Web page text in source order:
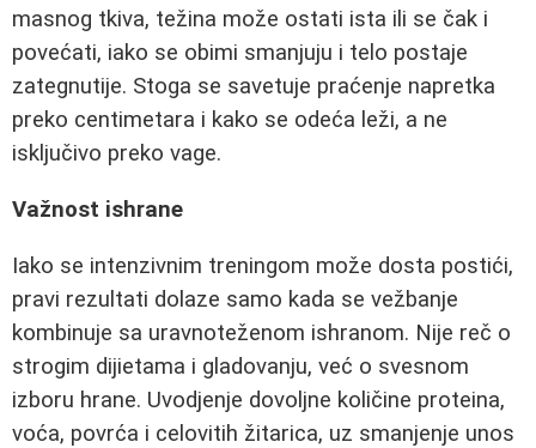
masnog tkiva, težina može ostati ista ili se čak i
povećati, iako se obimi smanjuju i telo postaje
zategnutije. Stoga se savetuje praćenje napretka
preko centimetara i kako se odeća leži, a ne
isključivo preko vage.
Važnost ishrane
Iako se intenzivnim treningom može dosta postići,
pravi rezultati dolaze samo kada se vežbanje
kombinuje sa uravnoteženom ishranom. Nije reč o
strogim dijietama i gladovanju, već o svesnom
izboru hrane. Uvodjenje dovoljne količine proteina,
voća, povrća i celovitih žitarica, uz smanjenje unos